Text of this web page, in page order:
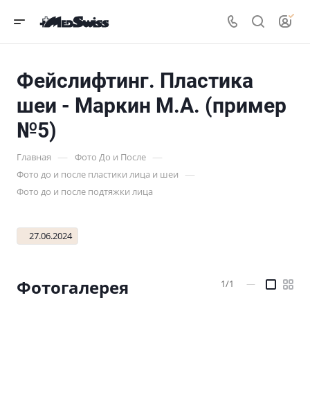
Фейслифтинг. Пластика
шеи - Маркин М.А. (пример
№5)
Главная — Фото До и После —
Фото до и после пластики лица и шеи —
Фото до и после подтяжки лица
27.06.2024
Фотогалерея 1/1 —